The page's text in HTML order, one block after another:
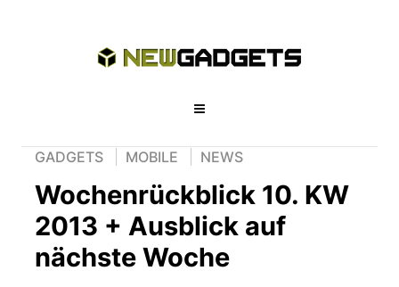
GADGETS MOBILE NEWS
Wochenrückblick 10. KW
2013 + Ausblick auf
nächste Woche